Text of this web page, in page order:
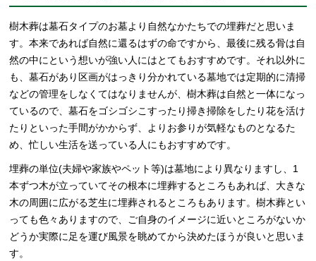
樹木葬は墓石タイプのお墓より自然なかたちでの埋葬だと思いま
す。本来であれば自然に還るはずの命ですから、最後に残る骨は自
然の中にという想いが強い人にはとてもおすすめです。それ以外に
も、墓石があり区画がはっきり分かれている墓地では定期的に清掃
などの管理をしなくてはなりませんが、樹木葬は自然と一体になっ
ているので、墓石をゴシゴシこすったり掃き掃除をしたり花を活け
たりといった手間がかからず、よりお参りが気軽なものとなるた
め、忙しい生活を送っている人にもおすすめです。
埋葬の単位(夫婦や家族やペット等)は墓地により異なりますし、1
本ずつ木が立っていてその根本に埋葬するところもあれば、大きな
木の周囲に広がる芝生に埋葬されるところもあります。樹木葬とい
っても色々ありますので、ご自身のイメージに近いところがないか
どうか実際に足を運び風景を眺めてから決めたほうが良いと思いま
す。